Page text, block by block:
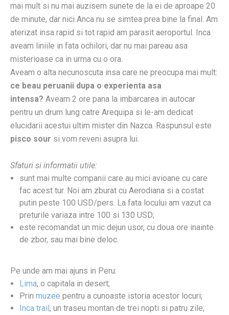
mai mult si nu mai auzisem sunete de la ei de aproape 20
de minute, dar nici Anca nu se simtea prea bine la final. Am
aterizat insa rapid si tot rapid am parasit aeroportul. Inca
aveam liniile in fata ochilori, dar nu mai pareau asa
misterioase ca in urma cu o ora.
Aveam o alta necunoscuta insa care ne preocupa mai mult:
ce beau peruanii dupa o experienta asa
intensa? Aveam 2 ore pana la imbarcarea in autocar
pentru un drum lung catre Arequipa si le-am dedicat
elucidarii acestui ultim mister din Nazca. Raspunsul este
pisco sour si vom reveni asupra lui.
Sfaturi si informatii utile:
sunt mai multe companii care au mici avioane cu care
fac acest tur. Noi am zburat cu Aerodiana si a costat
putin peste 100 USD/pers. La fata locului am vazut ca
preturile variaza intre 100 si 130 USD;
este recomandat un mic dejun usor, cu doua ore inainte
de zbor, sau mai bine deloc.
Pe unde am mai ajuns in Peru:
Lima, o capitala in desert;
Prin muzee pentru a cunoaste istoria acestor locuri;
Inca trail , un traseu montan de trei nopti si patru zile;